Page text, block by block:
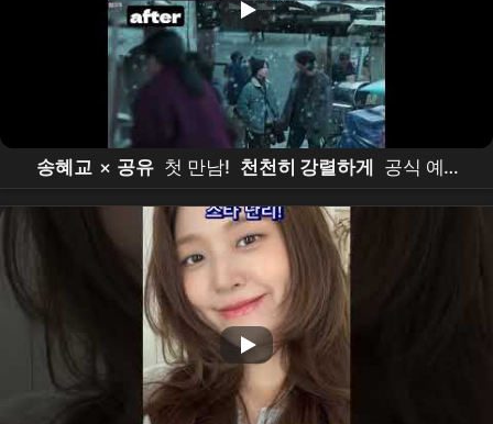
송혜교 × 공유 첫 만남! 천천히 강렬하게 공식 예고
편 4K AI 업스케일 | 화질 미쳤다 복고 분위기 폭발